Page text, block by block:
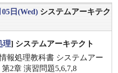
05日(Wed) システムアーキテク
理] システムアーキテクト
報処理教科書 システムアー
2章 演習問題5,6,7,8